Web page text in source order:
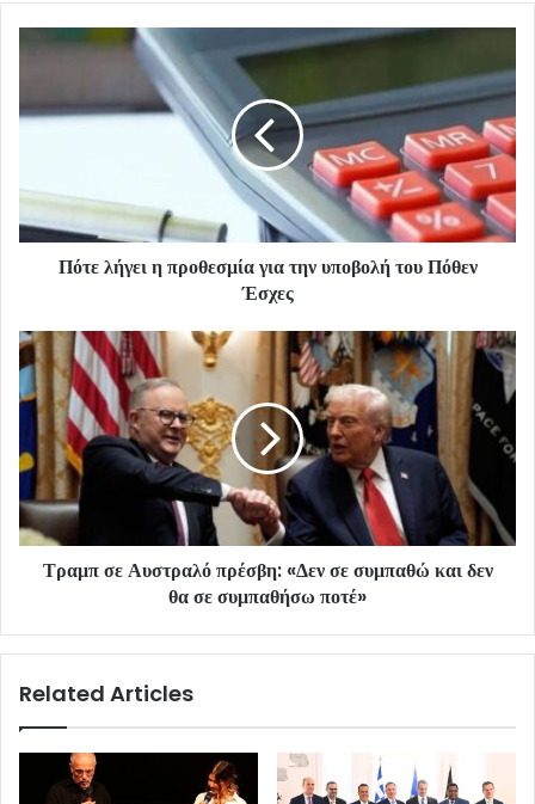
Πότε λήγει η προθεσμία για την υποβολή του Πόθεν
Έσχες
Τραμπ σε Αυστραλό πρέσβη: «Δεν σε συμπαθώ και δεν
θα σε συμπαθήσω ποτέ»
Related Articles